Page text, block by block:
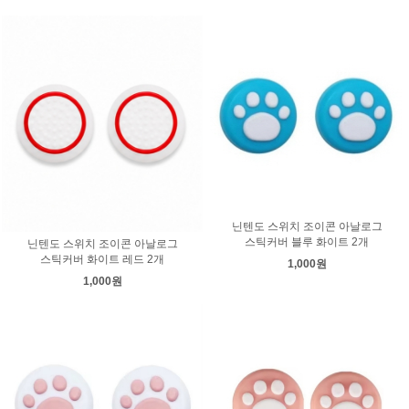
닌텐도 스위치 조이콘 아날로그
스틱커버 화이트 레드 2개
1,000원
닌텐도 스위치 조이콘 아날로그
스틱커버 블루 화이트 2개
1,000원